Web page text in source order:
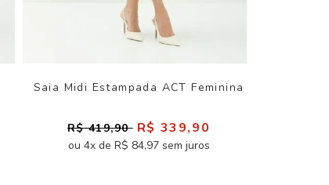
Saia Midi Estampada ACT Feminina
R$ 419,90 R$ 339,90
ou 4x de R$ 84,97 sem juros